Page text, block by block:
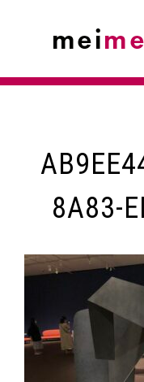
8A83-